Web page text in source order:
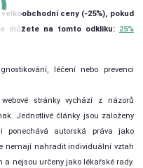
ceny (-25%), pokud
můžete na tomto odkliku: 25%
léčení nebo prevenci
stránky vychází z názorů
Jednotlivé články jsou založeny
ponechává autorská práva jako
nemají nahradit individuální vztah
a nejsou určeny jako lékařské rady.